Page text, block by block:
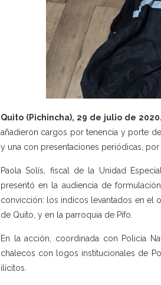
Quito (Pichincha), 29 de julio de
añadieron cargos por tenencia y porte
y una con presentaciones periódicas,
Paola Solís, fiscal de la Unidad
presentó en la audiencia de
convicción: los índicos levantados en el
de Quito, y en la parroquia de Pifo.
En la acción, coordinada con Policía
chalecos con logos institucionales de
ilícitos.